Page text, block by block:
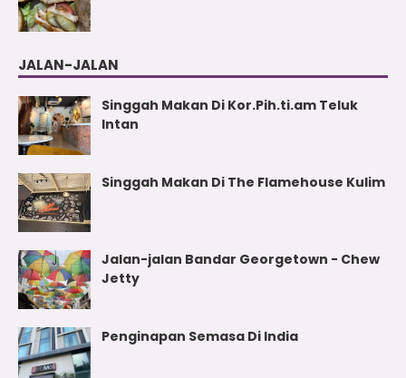
JALAN-JALAN
Singgah Makan Di Kor.Pih.ti.am Teluk
Intan
Singgah Makan Di The Flamehouse Kulim
Jalan-jalan Bandar Georgetown - Chew
Jetty
Penginapan Semasa Di India